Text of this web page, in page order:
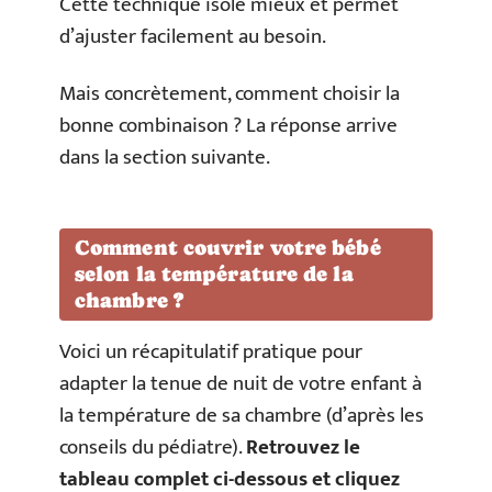
d’ajuster facilement au besoin.
Mais concrètement, comment choisir la
bonne combinaison ? La réponse arrive
dans la section suivante.
Comment couvrir votre bébé
selon la température de la
chambre ?
Voici un récapitulatif pratique pour
adapter la tenue de nuit de votre enfant à
la température de sa chambre (d’après les
conseils du pédiatre).Retrouvez le
tableau complet ci-dessous et cliquez